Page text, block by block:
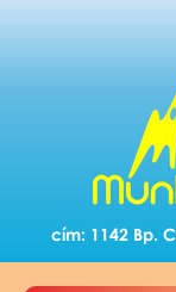
cím: 1142 Bp.